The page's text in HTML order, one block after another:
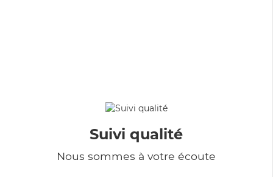
Suivi qualité
Nous sommes à votre écoute